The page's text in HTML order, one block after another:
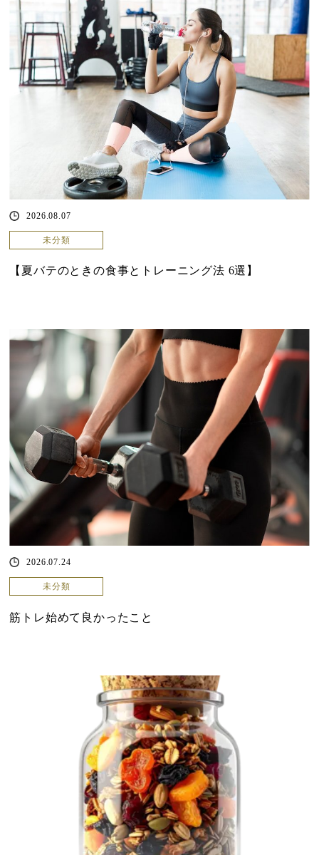
2026.08.07
未分類
【夏バテのときの食事とトレーニング法 6選】
2026.07.24
未分類
筋トレ始めて良かったこと